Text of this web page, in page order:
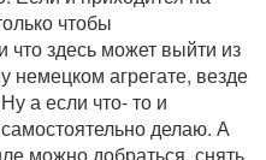
чтобы
что здесь может выйти из
немецком агрегате, везде
а если что- то и
делаю. А
можно добраться, снять